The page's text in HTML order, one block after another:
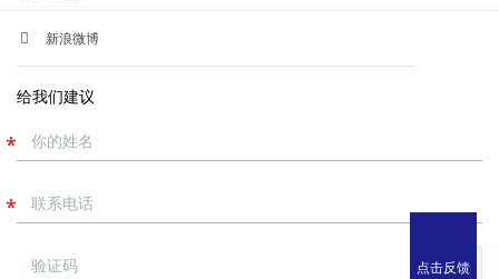
新浪微博
给我们建议
点击反馈